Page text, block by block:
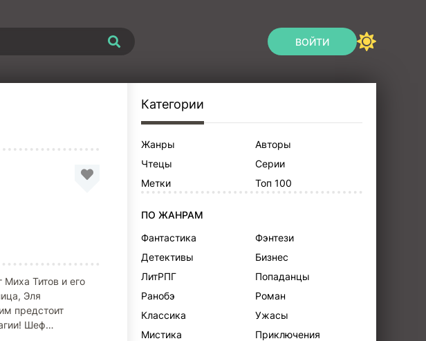
ВОЙТИ
Титов и его
Эля
предстоит
Шеф
Категории
Жанры
Авторы
Чтецы
Серии
Метки
Топ 100
ПО ЖАНРАМ
Фантастика
Фэнтези
Детективы
Бизнес
ЛитРПГ
Попаданцы
Ранобэ
Роман
Классика
Ужасы
Мистика
Приключения